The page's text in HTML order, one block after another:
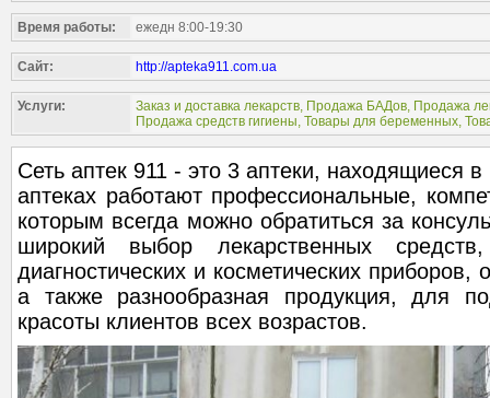
Время работы: ежедн 8:00-19:30
Сайт: http://apteka911.com.ua
Услуги: Заказ и доставка лекарств, Продажа БАДов, Продажа
Продажа средств гигиены, Товары для беременных,
Сеть аптек 911 - это 3 аптеки, находящиеся
аптеках работают профессиональные,
которым всегда можно обратиться за
широкий выбор лекарственных
диагностических и косметических приборов,
а также разнообразная продукция, для
красоты клиентов всех возрастов.